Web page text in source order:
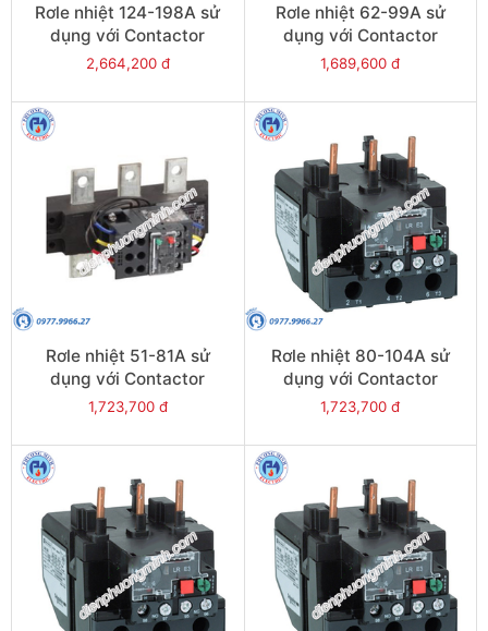
Rơle nhiệt 124-198A sử
dụng với Contactor
LC1E200 - Model LRE483
2,664,200 đ
Rơle nhiệt 62-99A sử
dụng với Contactor
LC1E120-E160 - Model
1,689,600 đ
Rơle nhiệt 51-81A sử
dụng với Contactor
LC1E120-E160 - Model
1,723,700 đ
Rơle nhiệt 80-104A sử
dụng với Contactor
LC1E95 - Model LRE365
1,723,700 đ